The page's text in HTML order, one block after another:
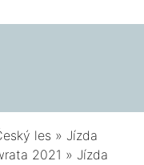
les » Jízda
2021 » Jízda